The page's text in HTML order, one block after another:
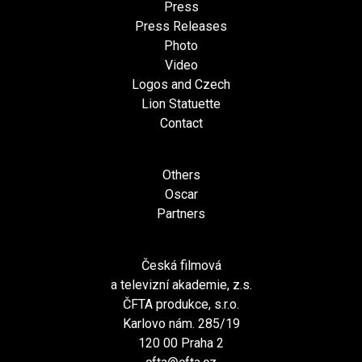
Press
Press Releases
Photo
Video
Logos and Czech
Lion Statuette
Contact
Others
Oscar
Partners
Česká filmová
a televizní akademie, z.s.
ČFTA produkce, s.r.o.
Karlovo nám. 285/19
120 00 Praha 2